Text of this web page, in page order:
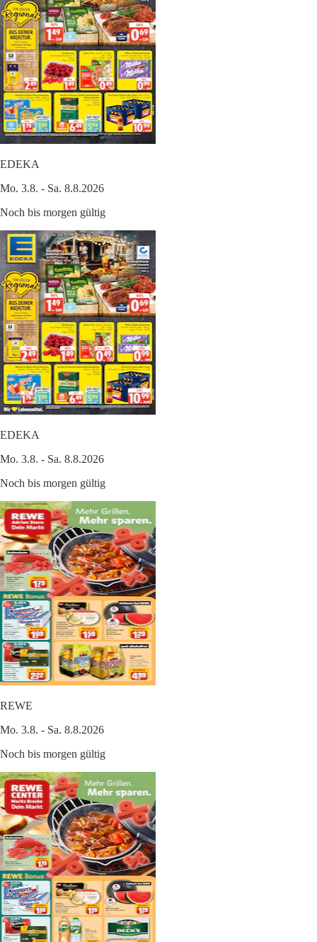
EDEKA
Mo. 3.8. - Sa. 8.8.2026
Noch bis morgen gültig
EDEKA
Mo. 3.8. - Sa. 8.8.2026
Noch bis morgen gültig
REWE
Mo. 3.8. - Sa. 8.8.2026
Noch bis morgen gültig